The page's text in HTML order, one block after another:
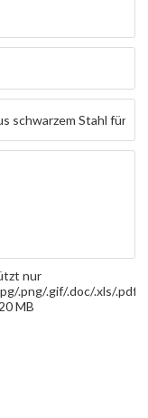
nur
.png/.gif/.doc/.xls/.pdf,
MB